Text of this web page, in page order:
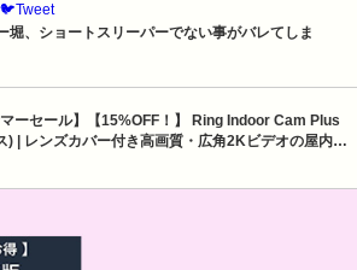
🐦Tweet
堀、ショートスリーパーでない事がバレてしま
ーセール】【15%OFF！】 Ring Indoor Cam Plus
) | レンズカバー付き高画質・広角2Kビデオの屋内…